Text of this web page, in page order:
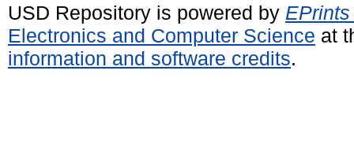
USD Repository is powered by
Electronics and Computer Science at
information and software credits.